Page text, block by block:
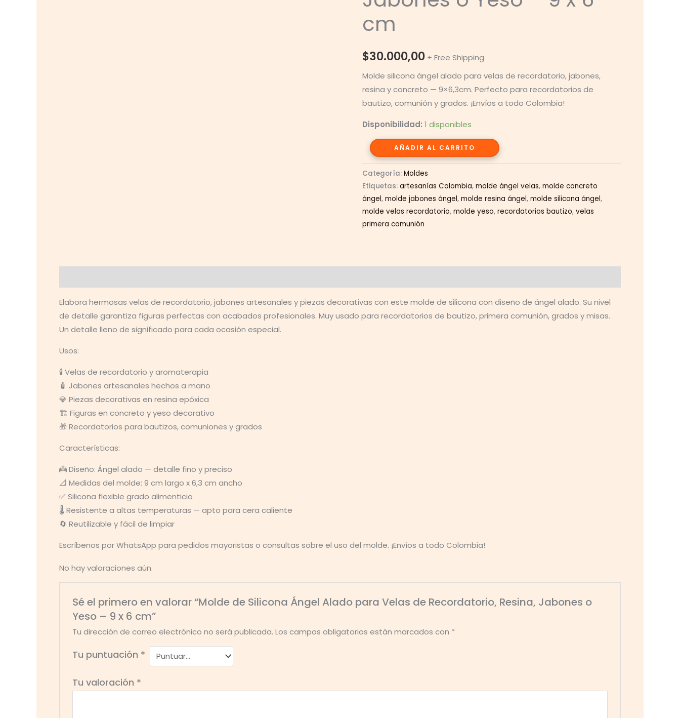
cm
$30.000,00 + Free Shipping
Molde silicona ángel alado para velas de recordatorio, jabones,
resina y concreto — 9×6,3cm. Perfecto para recordatorios de
bautizo, comunión y grados. ¡Envíos a todo Colombia!
Disponibilidad: 1 disponibles
Molde
de
Silicona
Ángel
Alado
para
Velas
Resina,
-
AÑADIR AL CARRITO
Categoría:Moldes
Etiquetas:artesanías Colombia,molde ángel velas,molde concreto
ángel,molde jabones ángel,molde resina ángel,molde silicona ángel,
molde velas recordatorio,molde yeso,recordatorios bautizo,velas
primera comunión
Elabora hermosas velas de recordatorio, jabones artesanales y piezas decorativas con este molde de silicona con diseño de ángel alado. Su nivel
de detalle garantiza figuras perfectas con acabados profesionales. Muy usado para recordatorios de bautizo, primera comunión, grados y misas.
Un detalle lleno de significado para cada ocasión especial.
Usos:
🕯️ Velas de recordatorio y aromaterapia
🧴 Jabones artesanales hechos a mano
💎 Piezas decorativas en resina epóxica
🏗️ Figuras en concreto y yeso decorativo
🎁 Recordatorios para bautizos, comuniones y grados
Características:
👼 Diseño: Ángel alado — detalle fino y preciso
📐 Medidas del molde: 9 cm largo x 6,3 cm ancho
✅ Silicona flexible grado alimenticio
🌡️ Resistente a altas temperaturas — apto para cera caliente
🔄 Reutilizable y fácil de limpiar
Escríbenos por WhatsApp para pedidos mayoristas o consultas sobre el uso del molde. ¡Envíos a todo Colombia!
No hay valoraciones aún.
Sé el primero en valorar “Molde de Silicona Ángel Alado para Velas de Recordatorio, Resina, Jabones o
Yeso – 9 x 6 cm”
Tu dirección de correo electrónico no será publicada. Los campos obligatorios están marcados con *
Tu puntuación *
Tu valoración *